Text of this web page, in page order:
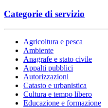
Categorie di servizio
Agricoltura e pesca
Ambiente
Anagrafe e stato civile
Appalti pubblici
Autorizzazioni
Catasto e urbanistica
Cultura e tempo libero
Educazione e formazione